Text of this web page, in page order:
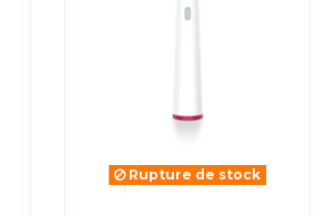
Rupture de stock